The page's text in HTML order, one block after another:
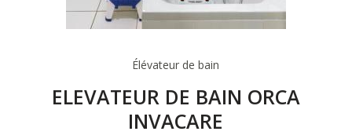
Élévateur de bain
ELEVATEUR DE BAIN ORCA
INVACARE